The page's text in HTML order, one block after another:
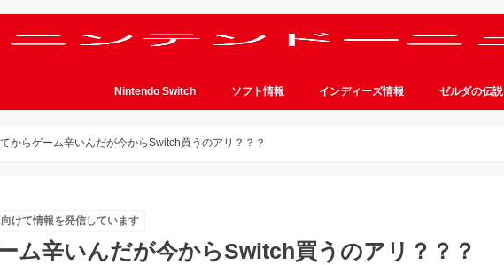
Nintendo Switch ソフト情報 インディーズ情報 ゼルダの伝説
からゲーム辛いんだが今からSwitch買うのアリ？？？
けて情報を発信しています
ム辛いんだが今からSwitch買うのアリ？？？